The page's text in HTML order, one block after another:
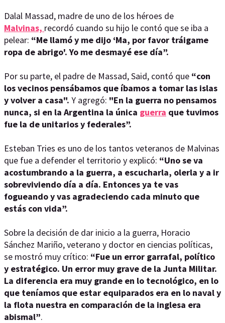
Dalal Massad, madre de uno de los héroes de
Malvinas, recordó cuando su hijo le contó que se iba a
pelear: “Me llamó y me dijo ‘Ma, por favor tráigame
ropa de abrigo'. Yo me desmayé ese día”.
Por su parte, el padre de Massad, Said, contó que “con
los vecinos pensábamos que íbamos a tomar las islas
y volver a casa". Y agregó: "En la guerra no pensamos
nunca, si en la Argentina la única guerra que tuvimos
fue la de unitarios y federales”.
Esteban Tries es uno de los tantos veteranos de Malvinas
que fue a defender el territorio y explicó: “Uno se va
acostumbrando a la guerra, a escucharla, olerla y a ir
sobreviviendo día a día. Entonces ya te vas
fogueando y vas agradeciendo cada minuto que
estás con vida”.
Sobre la decisión de dar inicio a la guerra, Horacio
Sánchez Mariño, veterano y doctor en ciencias políticas,
se mostró muy crítico: “Fue un error garrafal, político
y estratégico. Un error muy grave de la Junta Militar.
La diferencia era muy grande en lo tecnológico, en lo
que teníamos que estar equiparados era en lo naval y
la flota nuestra en comparación de la inglesa era
abismal”.